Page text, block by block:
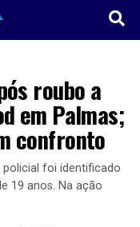
roubo a
em Palmas;
confronto
policial foi identificado
19 anos. Na ação